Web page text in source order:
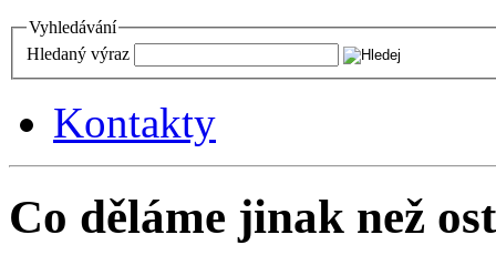
Vyhledávání
Hledaný výraz
Kontakty
Co děláme jinak než